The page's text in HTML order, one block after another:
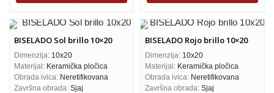
BISELADO Sol brillo 10×20
Dimenzija: 10x20
Materijal: Keramička pločica
Obrada ivica: Neretifikovana
Završna obrada: Sjaj
BISELADO Rojo brillo 10×20
Dimenzija: 10x20
Materijal: Keramička pločica
Obrada ivica: Neretifikovana
Završna obrada: Sjaj